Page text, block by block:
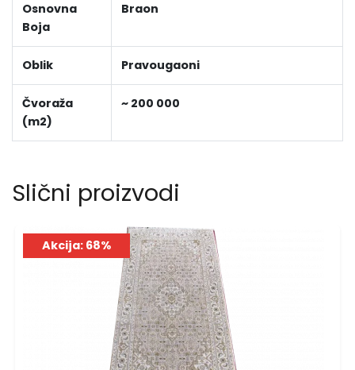
Osnovna
Boja
Braon
Oblik Pravougaoni
Čvoraža
(m2)
~ 200 000
Slični proizvodi
Akcija: 68%